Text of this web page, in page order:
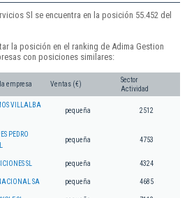
Sl se encuentra en la posición 55.452 del
la posición en el ranking de Adima Gestion
con posiciones similares:
empresa Ventas (€)
Sector
Actividad
VILLALBA
pequeña 2512
PEDRO
pequeña 4753
SL pequeña 4324
SA pequeña 4685